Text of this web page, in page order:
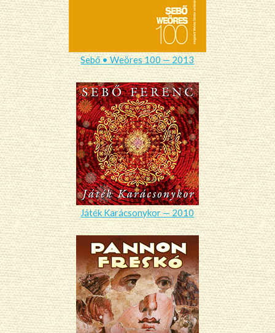
Sebő • Weöres 100 — 2013
Játék Karácsonykor — 2010